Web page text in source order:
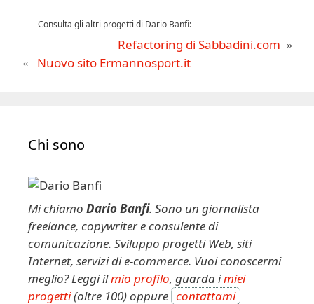
Consulta gli altri progetti di Dario Banfi:
Refactoring di Sabbadini.com
Nuovo sito Ermannosport.it
Chi sono
Mi chiamo Dario Banfi. Sono un giornalista
freelance, copywriter e consulente di
comunicazione. Sviluppo progetti Web, siti
Internet, servizi di e-commerce. Vuoi conoscermi
meglio? Leggi ilmio profilo, guarda imiei
progetti(oltre 100) oppure contattami